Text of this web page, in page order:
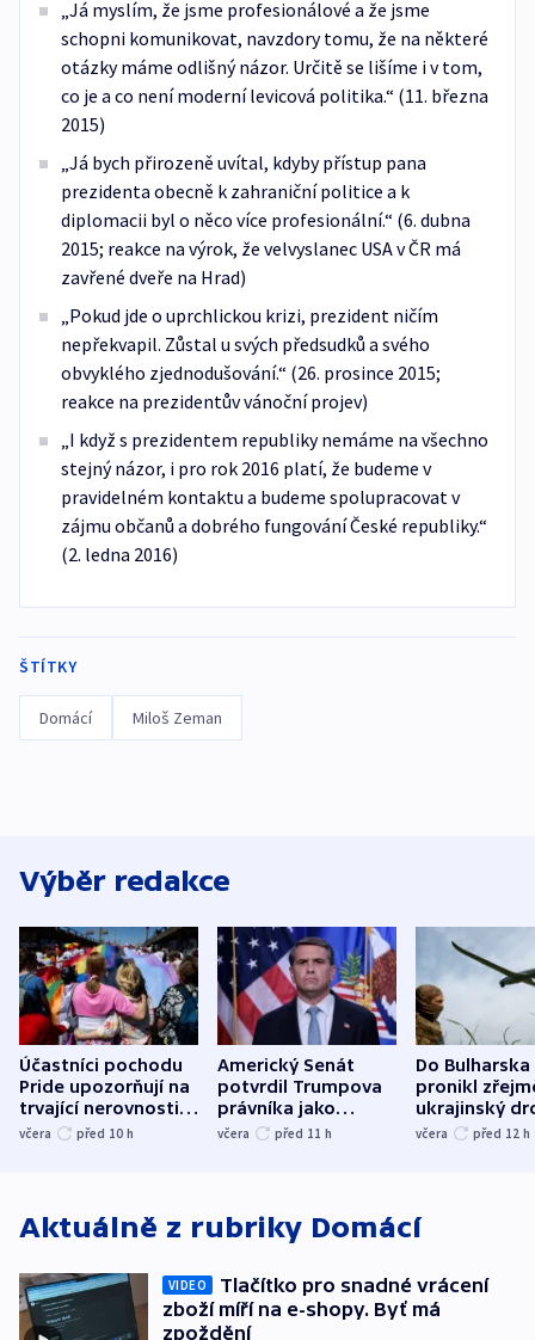
„Já myslím, že jsme profesionálové a že jsme
schopni komunikovat, navzdory tomu, že na některé
otázky máme odlišný názor. Určitě se lišíme i v tom,
co je a co není moderní levicová politika.“ (11. března
2015)
„Já bych přirozeně uvítal, kdyby přístup pana
prezidenta obecně k zahraniční politice a k
diplomacii byl o něco více profesionální.“ (6. dubna
2015; reakce na výrok, že velvyslanec USA v ČR má
zavřené dveře na Hrad)
„Pokud jde o uprchlickou krizi, prezident ničím
nepřekvapil. Zůstal u svých předsudků a svého
obvyklého zjednodušování.“ (26. prosince 2015;
reakce na prezidentův vánoční projev)
„I když s prezidentem republiky nemáme na všechno
stejný názor, i pro rok 2016 platí, že budeme v
pravidelném kontaktu a budeme spolupracovat v
zájmu občanů a dobrého fungování České republiky.“
(2. ledna 2016)
ŠTÍTKY
Domácí Miloš Zeman
Výběr redakce
Účastníci pochodu
Pride upozorňují na
trvající nerovnosti i
společenskou
včera před 10 h
Americký Senát
potvrdil Trumpova
právníka jako
ministra
včera před 11 h
Do Bulharska
pronikl
ukrajinský
explodoval
včera před 12 h
Aktuálně z rubriky Domácí
VIDEO
Tlačítko pro snadné vrácení
zboží míří na e-shopy. Byť má
zpoždění